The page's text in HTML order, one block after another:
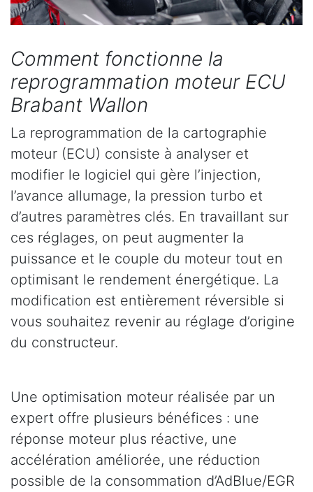
Comment fonctionne la
reprogrammation moteur ECU
Brabant Wallon
La reprogrammation de la cartographie
moteur (ECU) consiste à analyser et
modifier le logiciel qui gère l’injection,
l’avance allumage, la pression turbo et
d’autres paramètres clés. En travaillant sur
ces réglages, on peut augmenter la
puissance et le couple du moteur tout en
optimisant le rendement énergétique. La
modification est entièrement réversible si
vous souhaitez revenir au réglage d’origine
du constructeur.
Une optimisation moteur réalisée par un
expert offre plusieurs bénéfices : une
réponse moteur plus réactive, une
accélération améliorée, une réduction
possible de la consommation d’AdBlue/EGR